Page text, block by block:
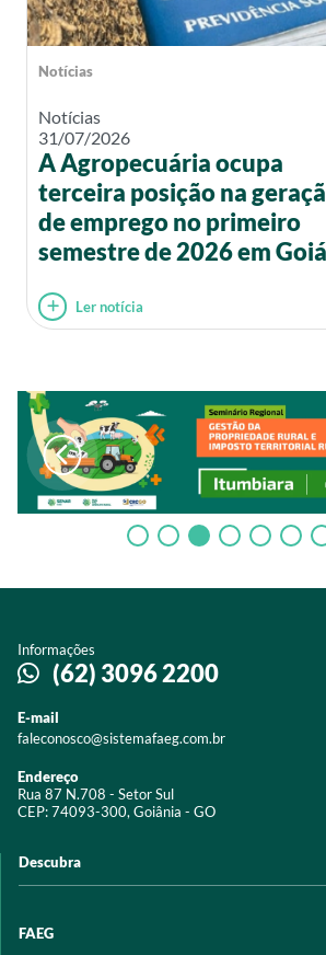
Notícias
Notícias
31/07/2026
A Agropecuária ocupa
terceira posição na
de emprego no primeiro
semestre de 2026 em
Ler notícia
Informações
(62) 3096 2200
E-mail
faleconosco@sistemafaeg.com.br
Endereço
Rua 87 N.708 - Setor Sul
CEP: 74093-300, Goiânia - GO
Descubra
Acervo digital
FAEG